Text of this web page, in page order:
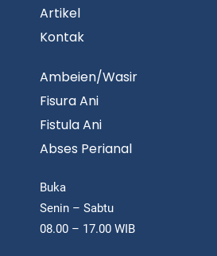
Artikel
Kontak
Ambeien/Wasir
Fisura Ani
Fistula Ani
Abses Perianal
Buka
Senin – Sabtu
08.00 – 17.00 WIB